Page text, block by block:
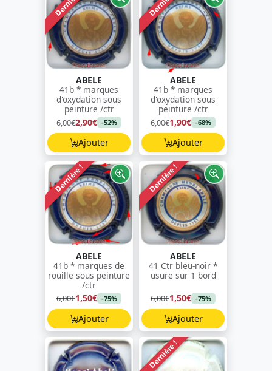
ABELE
41b * marques
d'oxydation sous
peinture /ctr
6,00€2,90€ -52%
Ajouter
ABELE
41b * marques
d'oxydation sous
peinture /ctr
6,00€1,90€ -68%
Ajouter
Dernière !
ABELE
41b * marques de
rouille sous peinture
/ctr
6,00€1,50€ -75%
Ajouter
Dernière !
ABELE
41 Ctr bleu-noir *
usure sur 1 bord
6,00€1,50€ -75%
Ajouter
Dernière !